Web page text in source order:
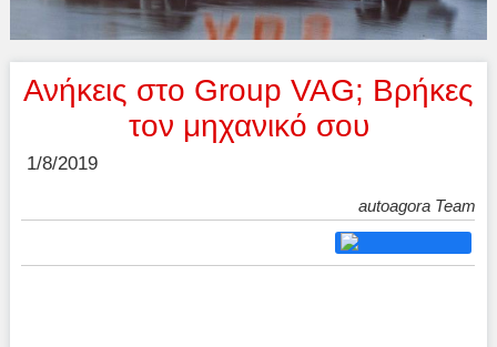
Ανήκεις στο Group VAG; Βρήκες
τον μηχανικό σου
1/8/2019
autoagora Team